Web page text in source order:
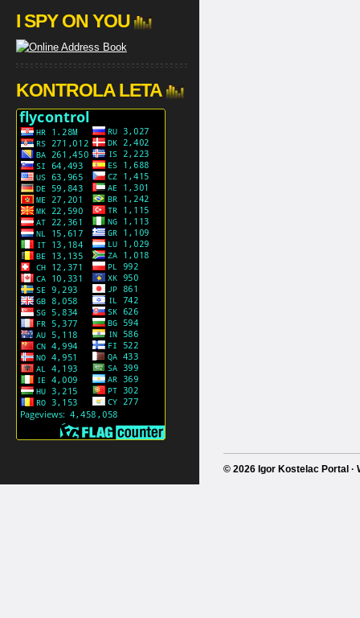
I SPY ON YOU
KONTROLA LETA
© 2026 Igor Kostelac Portal